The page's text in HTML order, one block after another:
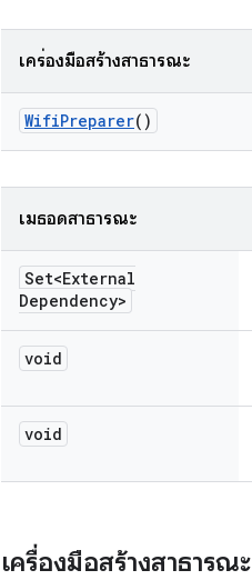
เครื่องมือสร้างสาธารณะ
WifiPreparer()
เมธอดสาธารณะ
Set<External
Dependency>
void
void
เครื่องมือสร้างสาธารณะ